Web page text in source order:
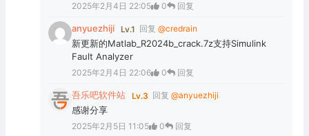
2025年2月4日 22:05 0 回复
anyuezhiji Lv.1 回复 @credrain
新更新的Matlab_R2024b_crack.7z支持Simulink
Fault Analyzer
2025年2月4日 22:06 0 回复
吾乐吧软件站 Lv.3 回复 @anyuezhiji
感谢分享
2025年2月5日 11:05 0 回复